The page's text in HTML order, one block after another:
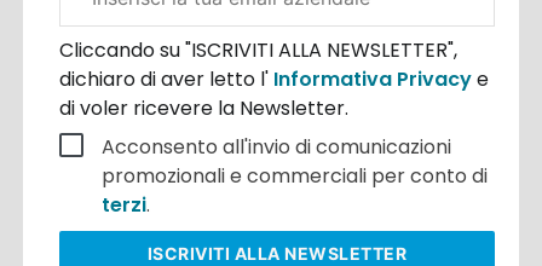
aziendale
Cliccando su "ISCRIVITI ALLA NEWSLETTER",
dichiaro di aver letto l' Informativa Privacye
di voler ricevere la Newsletter.
Acconsento all'invio di comunicazioni
promozionali e commerciali per conto di
terzi.
ISCRIVITI ALLA NEWSLETTER